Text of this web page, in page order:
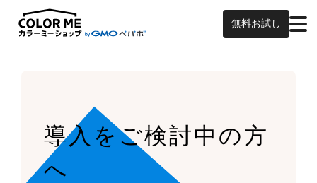
無料お試し
導入をご検討中の方
へ